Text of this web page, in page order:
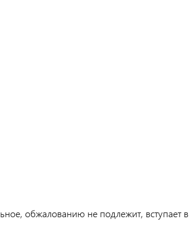
обжалованию не подлежит, вступает в